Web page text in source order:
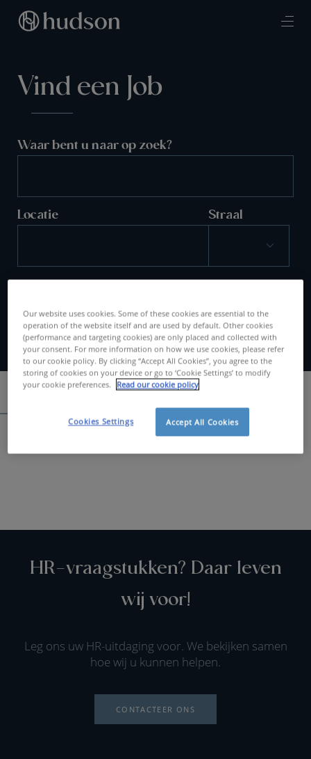
Vind een Job
Waar bent u naar op zoek?
Locatie Straal
ZOEKEN
Spontaan solliciteren
HR-vraagstukken? Daar leven
wij voor!
Leg ons uw HR-uitdaging voor. We bekijken samen
hoe wij u kunnen helpen.
CONTACTEER ONS
Our website uses cookies. Some of these cookies are essential to the
operation of the website itself and are used by default. Other cookies
(performance and targeting cookies) are only placed and collected with
your consent. For more information on how we use cookies, please refer
to our cookie policy. By clicking “Accept All Cookies”, you agree to the
storing of cookies on your device or go to ‘Cookie Settings’ to modify
your cookie preferences.
Read our cookie policy
Accept All Cookies
Cookies Settings